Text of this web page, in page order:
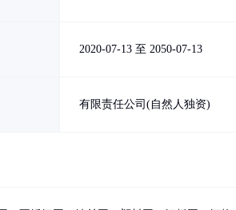
2020-07-13 至 2050-07-13
有限责任公司(自然人独资)